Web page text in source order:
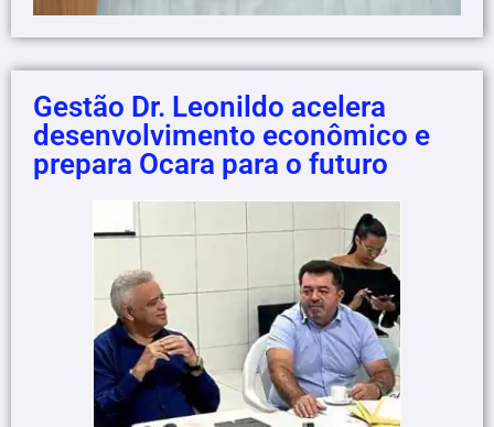
Gestão Dr. Leonildo acelera
desenvolvimento econômico e
prepara Ocara para o futuro